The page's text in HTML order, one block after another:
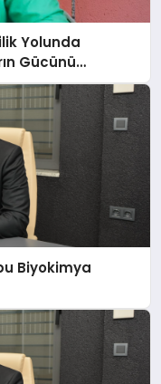
Yolunda
Gücünü
Biyokimya